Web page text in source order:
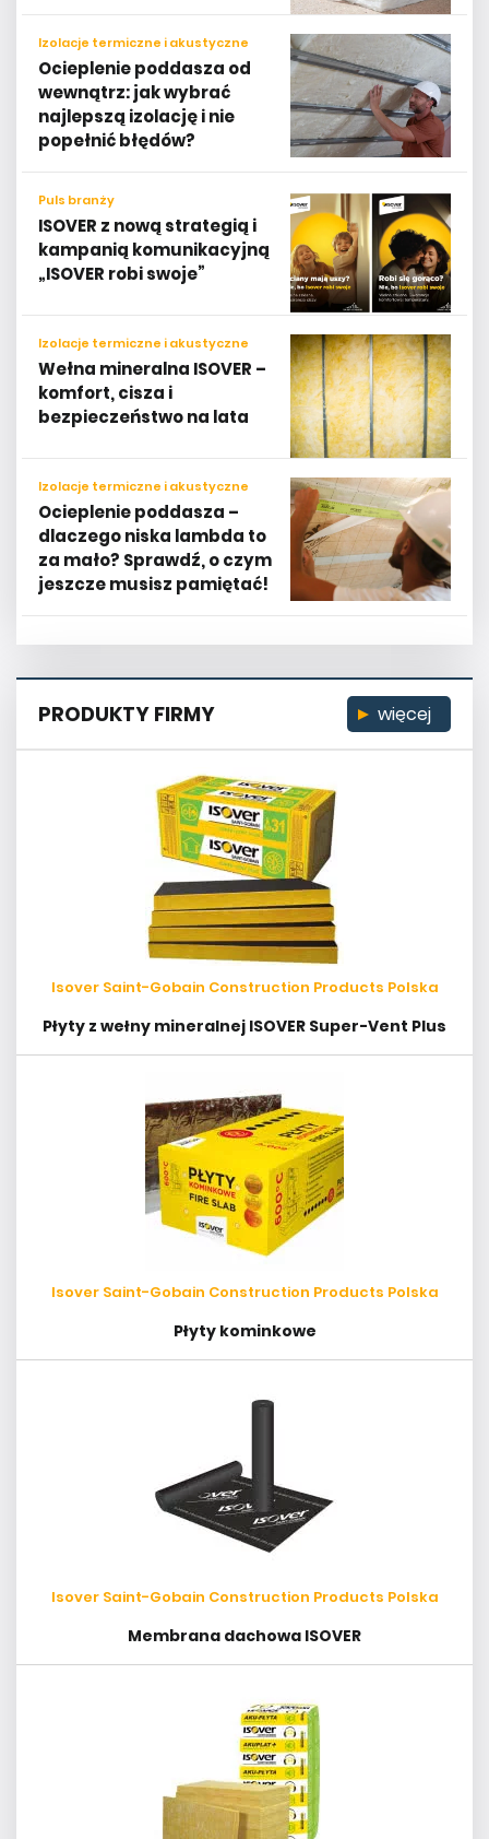
Izolacje termiczne i akustyczne
Ocieplenie poddasza od
wewnątrz: jak wybrać
najlepszą izolację i nie
popełnić błędów?
Puls branży
ISOVER z nową strategią i
kampanią komunikacyjną
„ISOVER robi swoje”
Izolacje termiczne i akustyczne
Wełna mineralna ISOVER –
komfort, cisza i
bezpieczeństwo na lata
Izolacje termiczne i akustyczne
Ocieplenie poddasza –
dlaczego niska lambda to
za mało? Sprawdź, o czym
jeszcze musisz pamiętać!
PRODUKTY FIRMY więcej
Isover Saint-Gobain Construction Products Polska
Płyty z wełny mineralnej ISOVER Super-Vent Plus
Isover Saint-Gobain Construction Products Polska
Płyty kominkowe
Isover Saint-Gobain Construction Products Polska
Membrana dachowa ISOVER